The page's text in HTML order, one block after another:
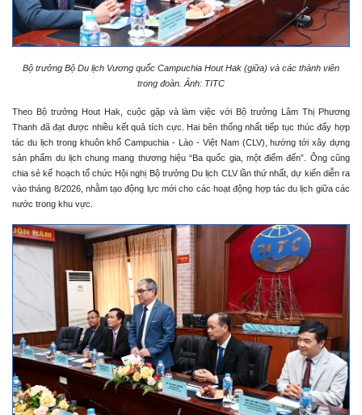
Bộ trưởng Bộ Du lịch Vương quốc Campuchia Hout Hak (giữa) và các thành viên
trong đoàn. Ảnh: TITC
Theo Bộ trưởng Hout Hak, cuộc gặp và làm việc với Bộ trưởng Lâm Thị Phương
Thanh đã đạt được nhiều kết quả tích cực. Hai bên thống nhất tiếp tục thúc đẩy hợp
tác du lịch trong khuôn khổ Campuchia - Lào - Việt Nam (CLV), hướng tới xây dựng
sản phẩm du lịch chung mang thương hiệu “Ba quốc gia, một điểm đến”. Ông cũng
chia sẻ kế hoạch tổ chức Hội nghị Bộ trưởng Du lịch CLV lần thứ nhất, dự kiến diễn ra
vào tháng 8/2026, nhằm tạo động lực mới cho các hoạt động hợp tác du lịch giữa các
nước trong khu vực.